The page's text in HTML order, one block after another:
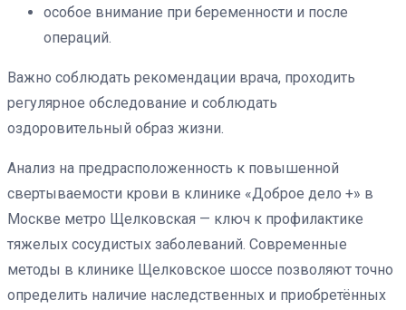
особое внимание при беременности и после
операций.
Важно соблюдать рекомендации врача, проходить
регулярное обследование и соблюдать
оздоровительный образ жизни.
Анализ на предрасположенность к повышенной
свертываемости крови в клинике «Доброе дело +» в
Москве метро Щелковская — ключ к профилактике
тяжелых сосудистых заболеваний. Современные
методы в клинике Щелковское шоссе позволяют точно
определить наличие наследственных и приобретённых